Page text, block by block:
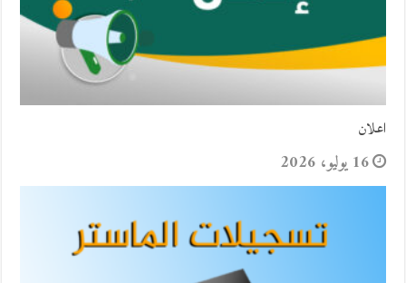
اعلان
16 يوليو، 2026